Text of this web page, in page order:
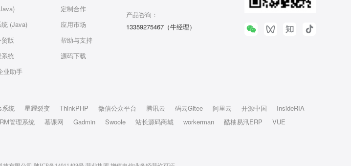
(Java)
版
统
业助手
定制合作
应用市场
帮助与支持
源码下载
产品咨询：
13359275467（牛经理）
系统 星耀裂变 ThinkPHP 微信公众平台 腾讯云 码云Gitee 阿里云 开源中国
InsideRIA
管理系统 慕课网 Gadmin Swoole 站长源码商城 workerman 酷柚易汛ERP
VUE